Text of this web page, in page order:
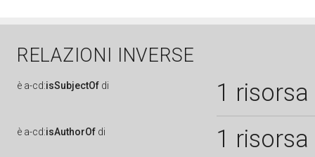
RELAZIONI INVERSE
è a-cd:isSubjectOf di 1 risorsa
è a-cd:isAuthorOf di 1 risorsa